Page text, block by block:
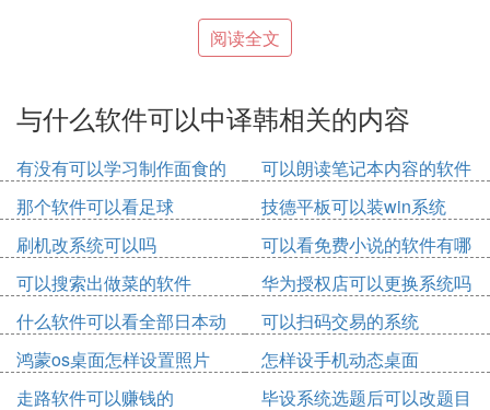
❷ 在线韩文翻译器有哪些哪个好
译官、Naver词典、通通通中韩翻译。
网易旗下网易有道公司出品的英语、日语、韩语、法
语、德语、西班牙语、葡萄牙语、俄兄袭数语、藏语
免费全能翻译软件，2016年用户突破6亿大关。网易
有道词典的在线翻译、语音翻译、拍照翻译、离线翻
译等功能受到广大用户追捧，有道词典不仅是随身翻
译器，更是功能强大的超级翻译词典，让你轻松搞定
外语翻译。
5、通通通中韩翻译
阅读全文
与什么软件可以中译韩相关的内容
有没有可以学习制作面食的
软件
可以朗读笔记本内容的软件
那个软件可以看足球
技德平板可以装win系统
刷机改系统可以吗
可以看免费小说的软件有哪
些
可以搜索出做菜的软件
华为授权店可以更换系统吗
什么软件可以看全部日本动
漫免费
可以扫码交易的系统
鸿蒙os桌面怎样设置照片
怎样设手机动态桌面
走路软件可以赚钱的
毕设系统选题后可以改题目